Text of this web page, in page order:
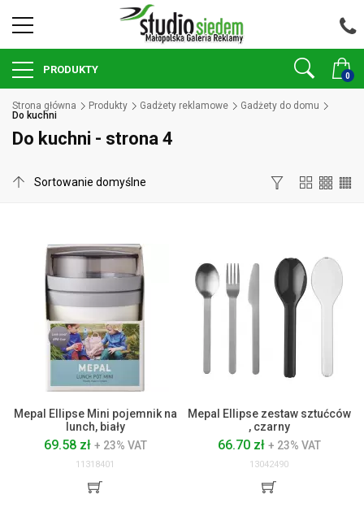
0
PRODUKTY
Strona główna Produkty Gadżety reklamowe
Gadżety do domu
Do kuchni
Do kuchni - strona 4
Mepal Ellipse Mini pojemnik na
lunch, biały
69.58 zł + 23% VAT
11318401
Mepal Ellipse zestaw sztućców
, czarny
66.70 zł + 23% VAT
13042490